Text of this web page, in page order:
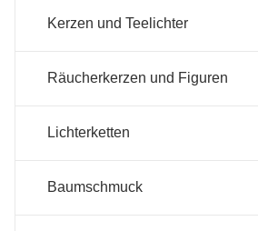
Kerzen und Teelichter
Räucherkerzen und Figuren
Lichterketten
Baumschmuck